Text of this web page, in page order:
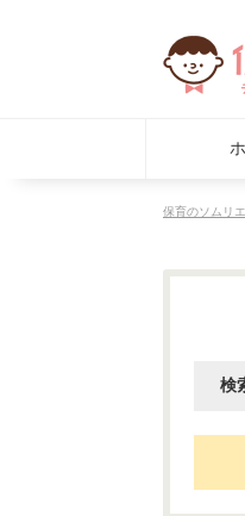
保育のソムリエ
検